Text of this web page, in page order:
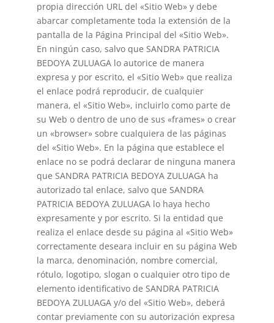
propia dirección URL del «Sitio Web» y debe
abarcar completamente toda la extensión de la
pantalla de la Página Principal del «Sitio Web».
En ningún caso, salvo que SANDRA PATRICIA
BEDOYA ZULUAGA lo autorice de manera
expresa y por escrito, el «Sitio Web» que realiza
el enlace podrá reproducir, de cualquier
manera, el «Sitio Web», incluirlo como parte de
su Web o dentro de uno de sus «frames» o crear
un «browser» sobre cualquiera de las páginas
del «Sitio Web». En la página que establece el
enlace no se podrá declarar de ninguna manera
que SANDRA PATRICIA BEDOYA ZULUAGA ha
autorizado tal enlace, salvo que SANDRA
PATRICIA BEDOYA ZULUAGA lo haya hecho
expresamente y por escrito. Si la entidad que
realiza el enlace desde su página al «Sitio Web»
correctamente deseara incluir en su página Web
la marca, denominación, nombre comercial,
rótulo, logotipo, slogan o cualquier otro tipo de
elemento identificativo de SANDRA PATRICIA
BEDOYA ZULUAGA y/o del «Sitio Web», deberá
contar previamente con su autorización expresa